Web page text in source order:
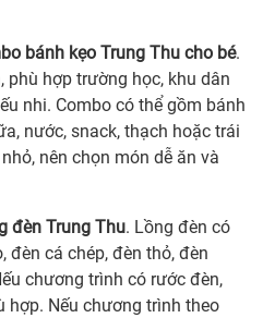
bánh kẹo Trung Thu cho bé.
phù hợp trường học, khu dân
nhi. Combo có thể gồm bánh
nước, snack, thạch hoặc trái
nên chọn món dễ ăn và
đèn Trung Thu. Lồng đèn có
đèn cá chép, đèn thỏ, đèn
chương trình có rước đèn,
hợp. Nếu chương trình theo